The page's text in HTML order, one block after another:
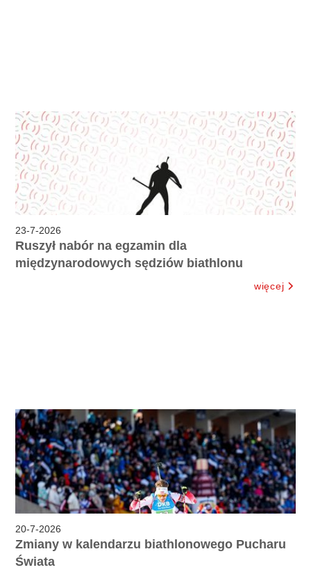
23-7-2026
Ruszył nabór na egzamin dla
międzynarodowych sędziów biathlonu
więcej
20-7-2026
Zmiany w kalendarzu biathlonowego Pucharu
Świata